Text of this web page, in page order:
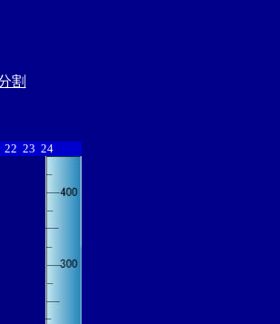
割
22 23 24